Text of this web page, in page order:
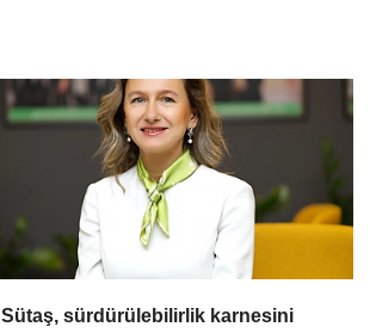
Sütaş, sürdürülebilirlik karnesini